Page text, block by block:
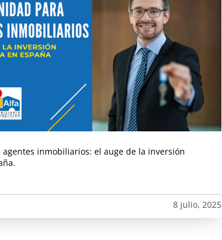
inmobiliarios: el auge de la inversión
8 julio, 2025